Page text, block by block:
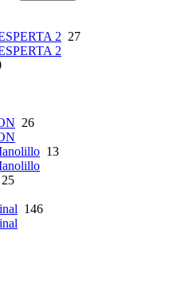
2 27
2
26
13
25
146